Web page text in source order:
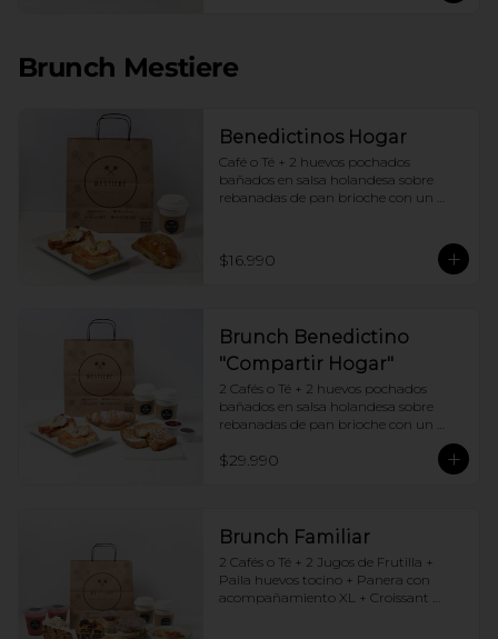
Brunch Mestiere
Benedictinos Hogar
Café o Té + 2 huevos pochados
bañados en salsa holandesa sobre
rebanadas de pan brioche con un
$16.990
Brunch Benedictino
"Compartir Hogar"
2 Cafés o Té + 2 huevos pochados
bañados en salsa holandesa sobre
rebanadas de pan brioche con un
ingrediente de tu elección + Tostadas
francesas + Croissant de tu elección
$29.990
Brunch Familiar
2 Cafés o Té + 2 Jugos de Frutilla +
Paila huevos tocino + Panera con
acompañamiento XL + Croissant